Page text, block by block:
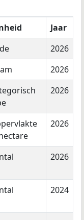
Jaar
2026
2026
2026
2026
2026
2024